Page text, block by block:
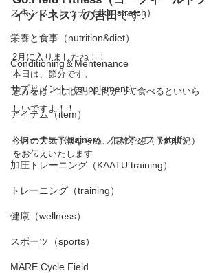
スキンストレッチ（skin stretch）
栄養と食事（nutrition&diet）
Conditioning＆Mentenance
サプリメント（supplement）
アイテム（item）
トレーナー（trainer）／スタッフ（staff）
加圧トレーニング（KAATU training）
トレーニング（training）
健康（wellness）
スポーツ（sports）
MARE Cycle Field
ィットネス）の吉田です♪
2月に入りましたね！！
本日は、節分です。
恵方巻は「北北西」に向かって食べるといいら
しいですよ！！
今月の天気予報ならぬ、混雑予想（予約状況）
をお伝えいたします